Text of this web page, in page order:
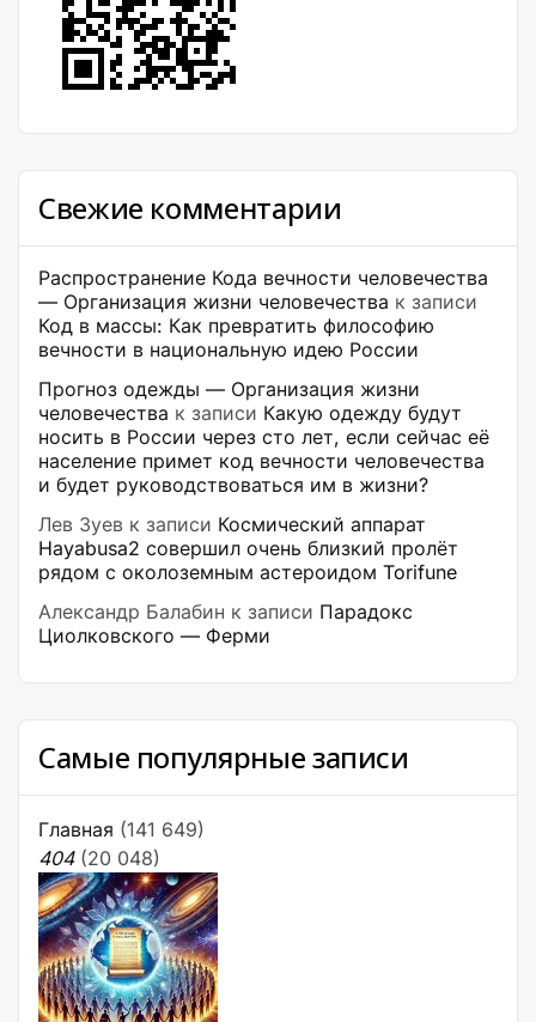
Свежие комментарии
Распространение Кода вечности человечества
— Организация жизни человечества к записи
Код в массы: Как превратить философию
вечности в национальную идею России
Прогноз одежды — Организация жизни
человечества к записи Какую одежду будут
носить в России через сто лет, если сейчас её
население примет код вечности человечества
и будет руководствоваться им в жизни?
Лев Зуев к записи Космический аппарат
Hayabusa2 совершил очень близкий пролёт
рядом с околоземным астероидом Torifune
Александр Балабин к записи Парадокс
Циолковского — Ферми
Самые популярные записи
Главная (141 649)
404 (20 048)